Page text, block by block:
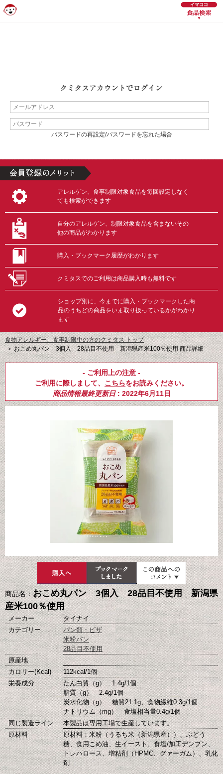
パスワードの再設定/パスワードを忘れた場合
アレルゲン、食事制限対象食品を毎回設定しなく
ても検索ができます
自分のアレルゲン、制限対象食品を含まないその
他の商品がわかります
購入・ブックマーク履歴がわかります
クミタスでのご利用は商品購入時も無料です
ショップ別に、今までに購入・ブックマークした商
品のうちどの商品をいま取り扱っているかがわかり
ます
食物アレルギー、食事制限中の方のクミタス トップ
＞おこめ丸パン 3個入 28品目不使用 新潟県産米100％使用 商品詳細
- ご利用上の注意 -
ご利用に際しまして、 こちらをお読みください。
商品情報最終更新日: 2022年6月11日
商品名：おこめ丸パン 3個入 28品目不使用 新潟県
産米100％使用
メーカー
タイナイ
カテゴリー
パン類・ピザ
米粉パン
28品目不使用
原産地
カロリー(Kcal)
112kcal/1個
栄養成分
たん白質（g） 1.4g/1個
脂質（g） 2.4g/1個
炭水化物（g） 糖質21.1g、食物繊維0.3g/1個
ナトリウム（mg） 食塩相当量0.4g/1個
同じ製造ライン
本製品は専用工場で生産しています。
原材料
原材料：米粉（うるち米（新潟県産））、ぶどう
糖、食用こめ油、生イースト、食塩/加工デンプン、
トレハロース、増粘剤（HPMC、グァーガム）、乳化
剤